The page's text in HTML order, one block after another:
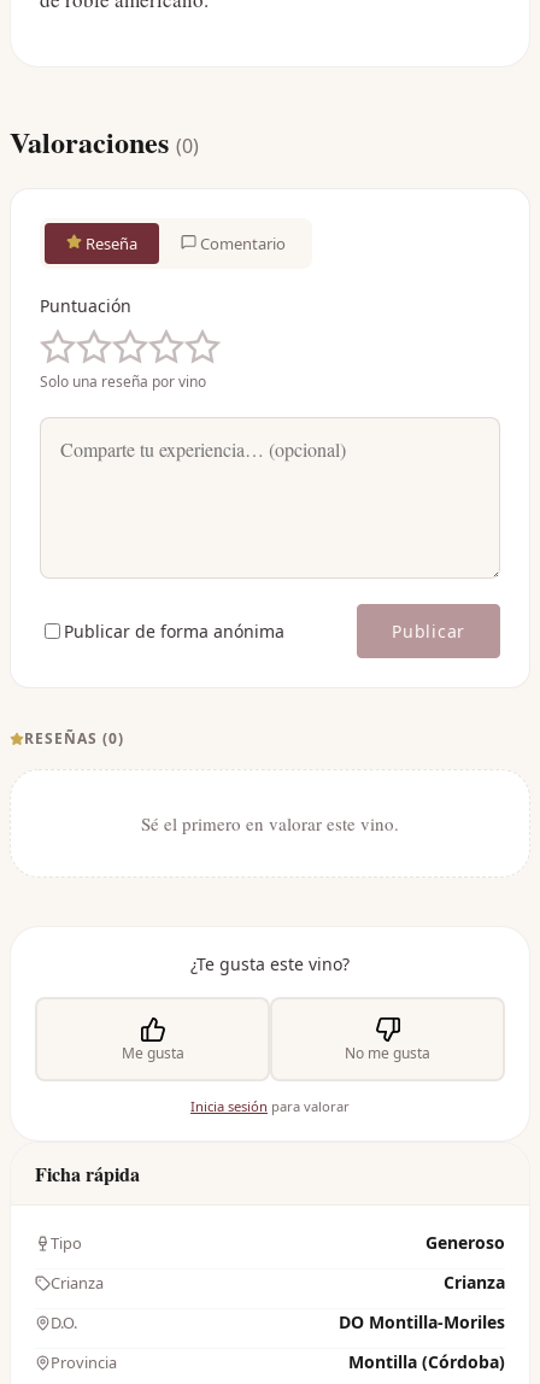
Valoraciones (0)
Reseña Comentario
Puntuación
Solo una reseña por vino
Publicar de forma anónima Publicar
RESEÑAS (0)
Sé el primero en valorar este vino.
¿Te gusta este vino?
Me gusta No me gusta
Inicia sesión para valorar
Ficha rápida
Tipo Generoso
Crianza Crianza
D.O. DO Montilla-Moriles
Provincia Montilla (Córdoba)